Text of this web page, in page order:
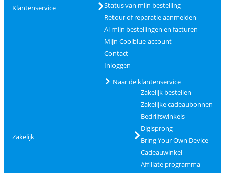
Klantenservice
Status van mijn bestelling
Retour of reparatie aanmelden
Al mijn bestellingen en facturen
Mijn Coolblue-account
Contact
Inloggen
Naar de klantenservice
Zakelijk
Zakelijk bestellen
Zakelijke cadeaubonnen
Bedrijfswinkels
Digisprong
Bring Your Own Device
Cadeauwinkel
Affiliate programma